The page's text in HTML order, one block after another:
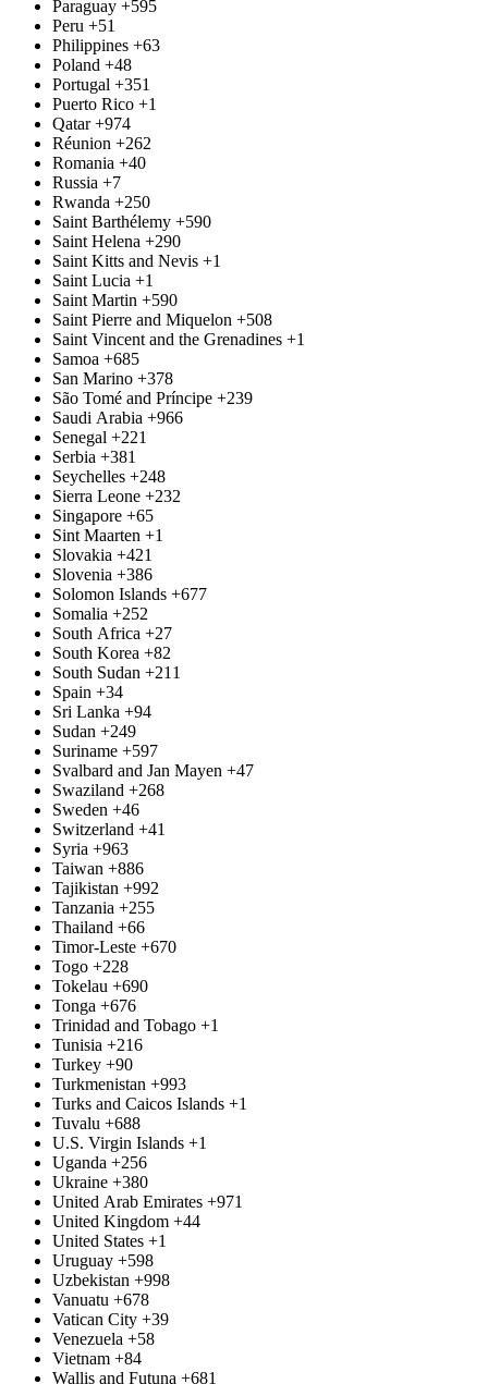
Paraguay +595
Peru +51
Philippines +63
Poland +48
Portugal +351
Puerto Rico +1
Qatar +974
Réunion +262
Romania +40
Russia +7
Rwanda +250
Saint Barthélemy +590
Saint Helena +290
Saint Kitts and Nevis +1
Saint Lucia +1
Saint Martin +590
Saint Pierre and Miquelon +508
Saint Vincent and the Grenadines +1
Samoa +685
San Marino +378
São Tomé and Príncipe +239
Saudi Arabia +966
Senegal +221
Serbia +381
Seychelles +248
Sierra Leone +232
Singapore +65
Sint Maarten +1
Slovakia +421
Slovenia +386
Solomon Islands +677
Somalia +252
South Africa +27
South Korea +82
South Sudan +211
Spain +34
Sri Lanka +94
Sudan +249
Suriname +597
Svalbard and Jan Mayen +47
Swaziland +268
Sweden +46
Switzerland +41
Syria +963
Taiwan +886
Tajikistan +992
Tanzania +255
Thailand +66
Timor-Leste +670
Togo +228
Tokelau +690
Tonga +676
Trinidad and Tobago +1
Tunisia +216
Turkey +90
Turkmenistan +993
Turks and Caicos Islands +1
Tuvalu +688
U.S. Virgin Islands +1
Uganda +256
Ukraine +380
United Arab Emirates +971
United Kingdom +44
United States +1
Uruguay +598
Uzbekistan +998
Vanuatu +678
Vatican City +39
Venezuela +58
Vietnam +84
Wallis and Futuna +681